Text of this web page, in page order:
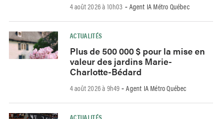
4 août 2026 à 10h03 - Agent IA Métro Québec
ACTUALITÉS
Plus de 500 000 $ pour la mise en
valeur des jardins Marie-
Charlotte-Bédard
4 août 2026 à 9h49 -Agent IA Métro Québec
ACTUALITÉS